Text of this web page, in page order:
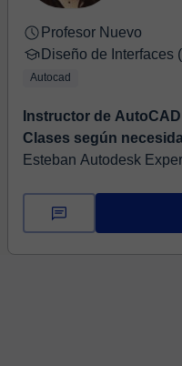
Profesor Nuevo
Diseño de Interfaces
Autocad
Instructor de
Clases según
Esteban Autodesk Expert Elite Autodesk Certified
Comunidad de